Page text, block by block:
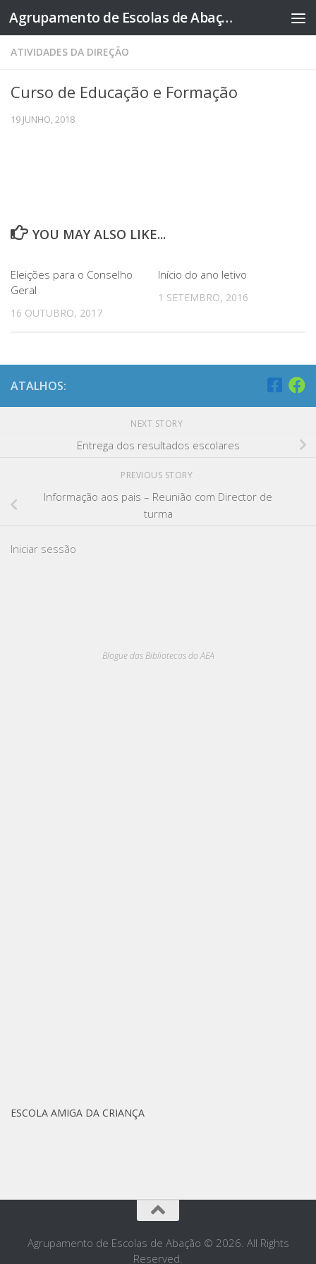
Skip to content Agrupamento de Escolas de Abação
ATIVIDADES DA DIREÇÃO
Curso de Educação e Formação
19 JUNHO, 2018
YOU MAY ALSO LIKE...
Eleições para o Conselho
Geral
16 OUTUBRO, 2017
Início do ano letivo
1 SETEMBRO, 2016
ATALHOS:
NEXT STORY
Entrega dos resultados escolares
PREVIOUS STORY
Informação aos pais – Reunião com Director de
turma
Iniciar sessão
Blogue das Bibliotecas do AEA
ESCOLA AMIGA DA CRIANÇA
Agrupamento de Escolas de Abação © 2026. All Rights
Reserved.